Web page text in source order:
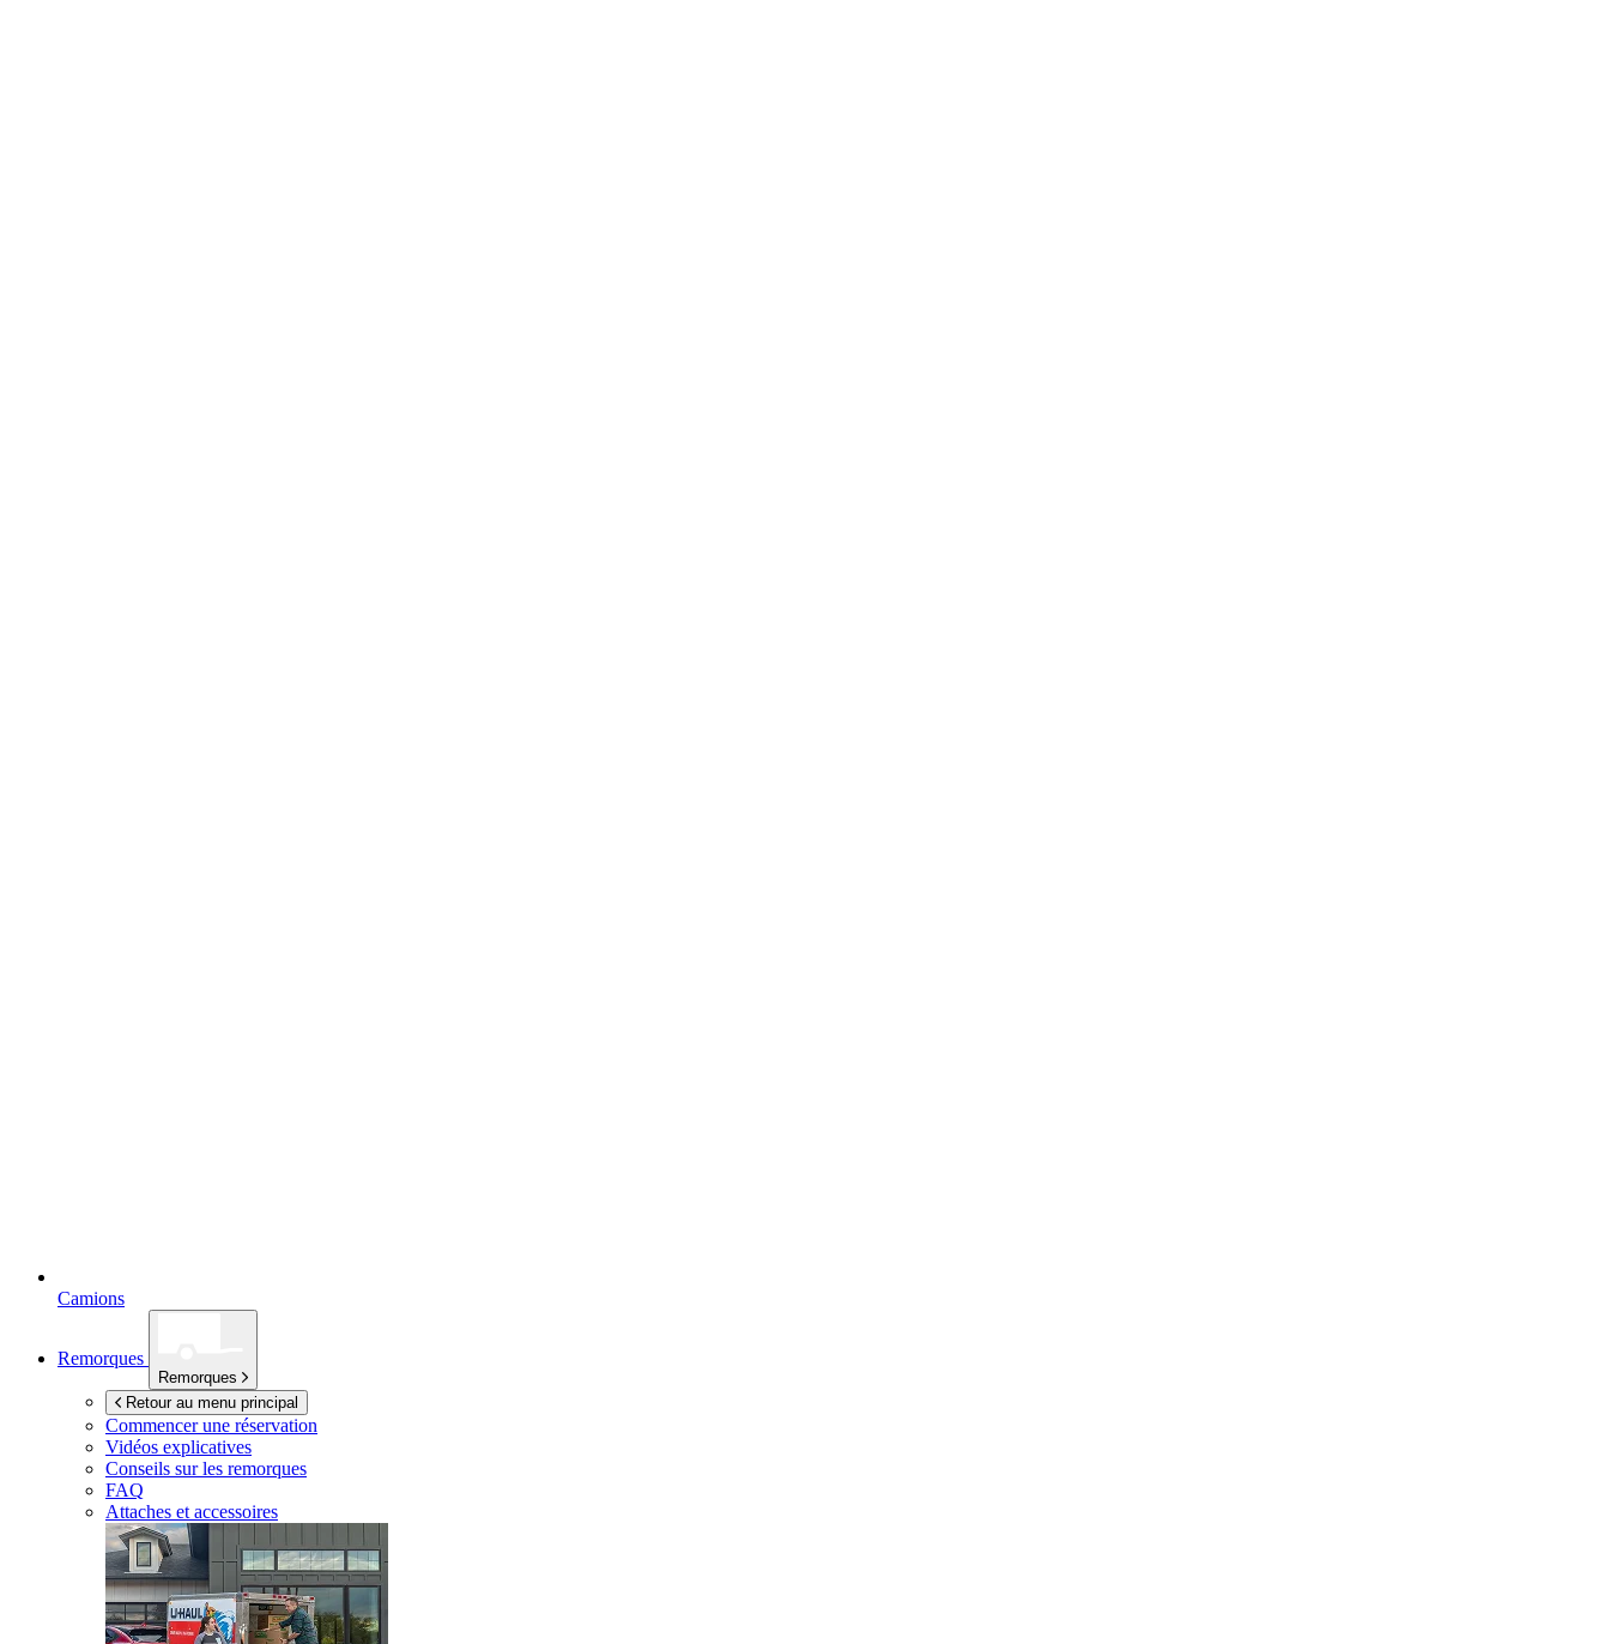
Camions
Remorques
Remorques
Retour au menu principal
Commencer une réservation
Vidéos explicatives
Conseils sur les remorques
FAQ
Attaches et accessoires